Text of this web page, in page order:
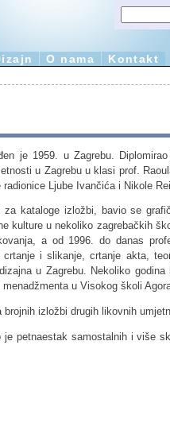
O nama Kontakt
je 1959. u Zagrebu.
u Zagrebu u klasi prof.
Ljube Ivančića i Nikole
za kataloge izložbi, bavio se
kulture u nekoliko zagrebačkih
a od 1996. do danas
i slikanje, crtanje akta,
u Zagrebu. Nekoliko godina
u Visokog školi
izložbi drugih likovnih
petnaestak samostalnih i više